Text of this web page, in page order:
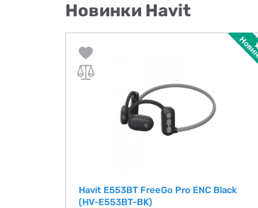
Новинки Havit
Havit E553BT FreeGo Pro ENC Black
(HV-E553BT-BK)